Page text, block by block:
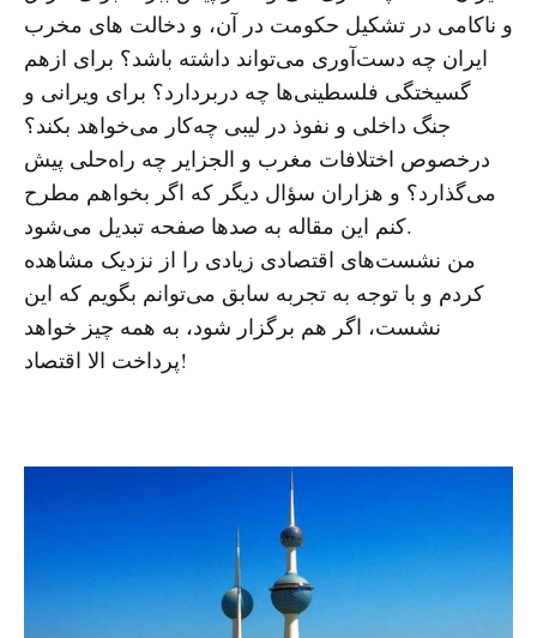
و ناکامی در تشکیل حکومت در آن، و دخالت های مخرب
ایران چه دست‌آوری می‌تواند داشته باشد؟ برای ازهم
گسیختگی فلسطینی‌ها چه دربردارد؟ برای ویرانی و
جنگ داخلی و نفوذ در لیبی چه‌کار می‌خواهد بکند؟
درخصوص اختلافات مغرب و الجزایر چه راه‌حلی پیش
می‌گذارد؟ و هزاران سؤال دیگر که اگر بخواهم مطرح
کنم این مقاله به صدها صفحه تبدیل می‌شود.
من نشست‌های اقتصادی زیادی را از نزدیک مشاهده
کردم و با توجه به تجربه سابق می‌توانم بگویم که این
نشست، اگر هم برگزار شود، به همه چیز خواهد
پرداخت الا اقتصاد!